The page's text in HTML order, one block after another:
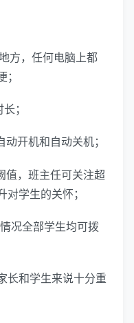
方，任何电脑上都
；
开机和自动关机；
值，班主任可关注超
学生的关怀；
况全部学生均可拨
长和学生来说十分重